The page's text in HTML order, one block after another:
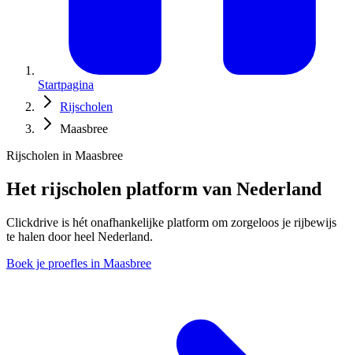
Startpagina
Rijscholen
Maasbree
Rijscholen in Maasbree
Het rijscholen platform van Nederland
Clickdrive is hét onafhankelijke platform om zorgeloos je rijbewijs
te halen door heel Nederland.
Boek je proefles in Maasbree